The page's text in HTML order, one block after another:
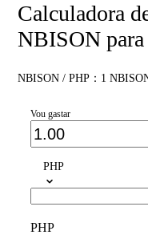
Calculadora
NBISON
NBISON / PHP：1
Vou gastar
PHP
PHP